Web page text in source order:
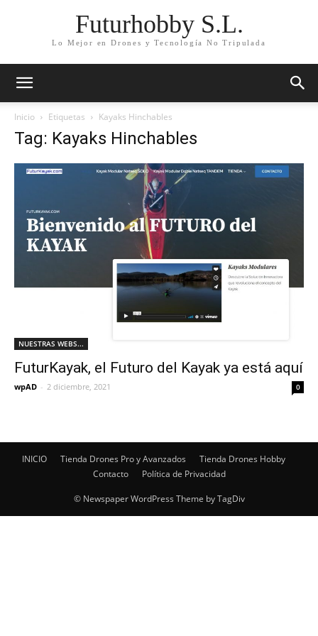
Futurhobby S.L.
Lo Mejor en Drones y Tecnología No Tripulada
Inicio Etiquetas Kayaks Hinchables
Tag: Kayaks Hinchables
NUESTRAS WEBS...
FuturKayak, el Futuro del Kayak ya está aquí
wpAD - 2 diciembre, 2021 0
INICIO Tienda Drones Pro y Avanzados
Tienda Drones Hobby
Contacto
Política de Privacidad
© Newspaper WordPress Theme by TagDiv